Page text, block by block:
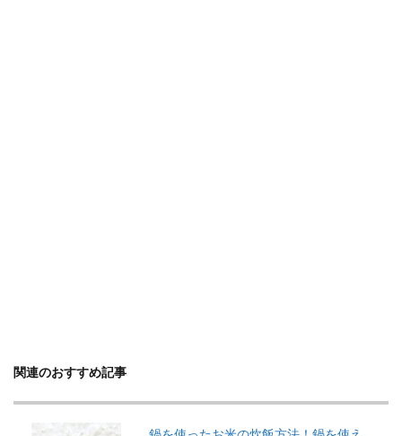
関連のおすすめ記事